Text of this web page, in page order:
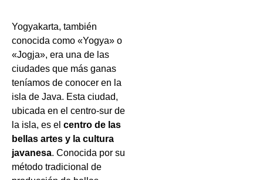
Yogyakarta, también
conocida como «Yogya» o
«Jogja», era una de las
ciudades que más ganas
teníamos de conocer en la
isla de Java. Esta ciudad,
ubicada en el centro-sur de
la isla, es el centro de las
bellas artes y la cultura
javanesa. Conocida por su
método tradicional de